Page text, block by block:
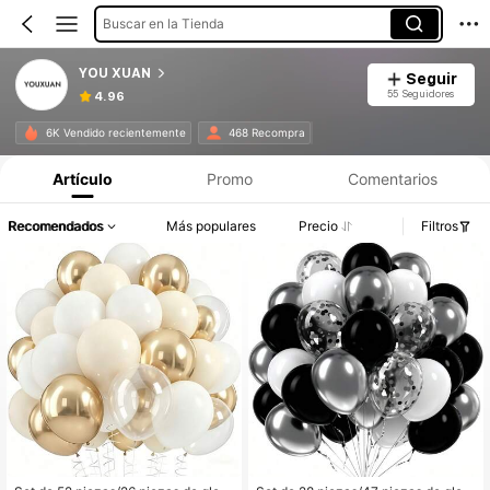
Buscar en la Tienda
YOU XUAN
4.96
Seguir
55 Seguidores
6K Vendido recientemente 468 Recompra
Artículo Promo Comentarios
Recomendados Más populares Precio Filtros